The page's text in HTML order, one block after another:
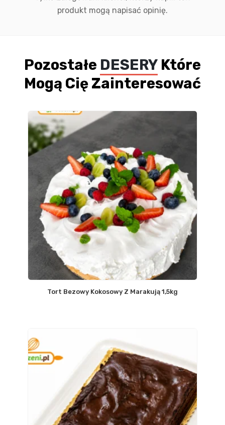
produkt mogą napisać opinię.
Pozostałe DESERY Które
Mogą Cię Zainteresować
Tort Bezowy Kokosowy Z Marakują 1,5kg